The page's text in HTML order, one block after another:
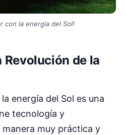
con la energía del Sol!
Revolución de la
energía del Sol es una
tecnología y
muy práctica y